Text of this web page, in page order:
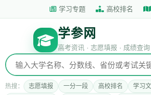
学习专题 高校排名
学参网
高考资讯 · 志愿填报 · 成绩查
热搜： 志愿填报 一分一段 高校排名 学习